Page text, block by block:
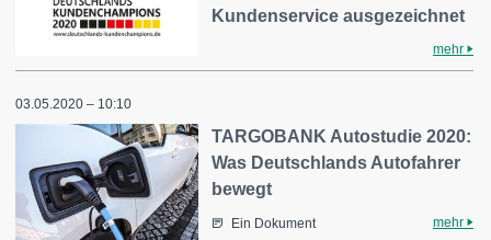
Kundenservice ausgezeichnet
mehr
03.05.2020 – 10:10
TARGOBANK Autostudie 2020:
Was Deutschlands Autofahrer
bewegt
Ein Dokument mehr